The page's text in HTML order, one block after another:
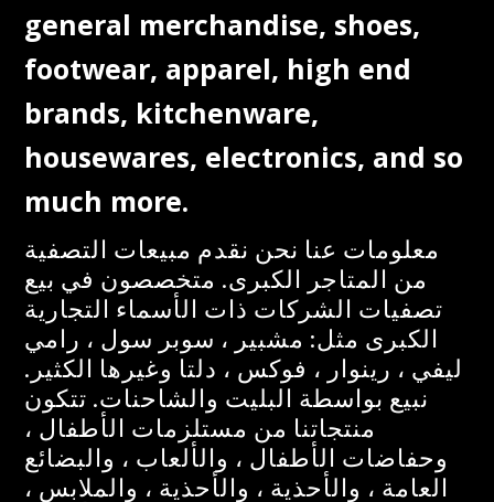
general merchandise, shoes,
footwear, apparel, high end
brands, kitchenware,
housewares, electronics, and so
much more.
معلومات عنا نحن نقدم مبيعات التصفية
من المتاجر الكبرى. متخصصون في بيع
تصفيات الشركات ذات الأسماء التجارية
الكبرى مثل: مشبير ، سوبر سول ، رامي
ليفي ، رينوار ، فوكس ، دلتا وغيرها الكثير.
نبيع بواسطة البليت والشاحنات. تتكون
منتجاتنا من مستلزمات الأطفال ،
وحفاضات الأطفال ، والألعاب ، والبضائع
العامة ، والأحذية ، والأحذية ، والملابس ،